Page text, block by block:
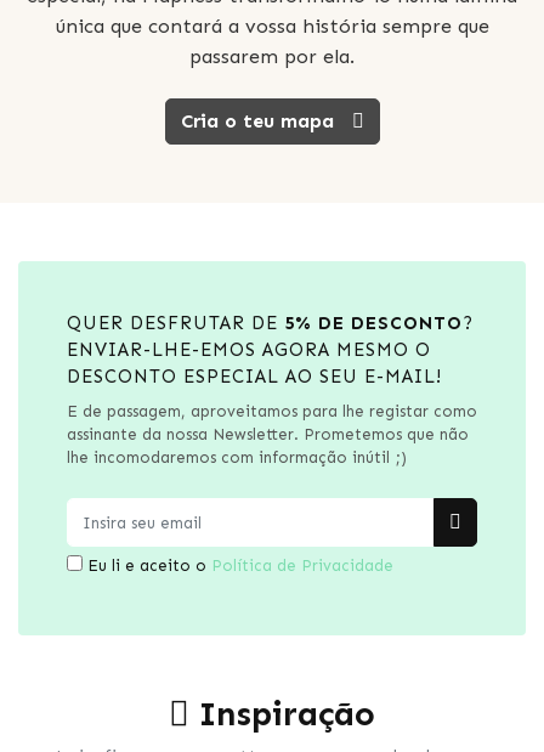
única que contará a vossa história sempre que
passarem por ela.
Cria o teu mapa
QUER DESFRUTAR DE 5% DE DESCONTO?
ENVIAR-LHE-EMOS AGORA MESMO O
DESCONTO ESPECIAL AO SEU E-MAIL!
E de passagem, aproveitamos para lhe registar como
assinante da nossa Newsletter. Prometemos que não
lhe incomodaremos com informação inútil ;)
Eu li e aceito o Política de Privacidade
Inspiração